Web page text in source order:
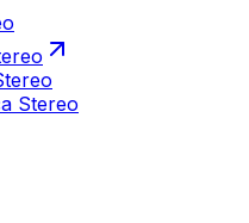
Stereo